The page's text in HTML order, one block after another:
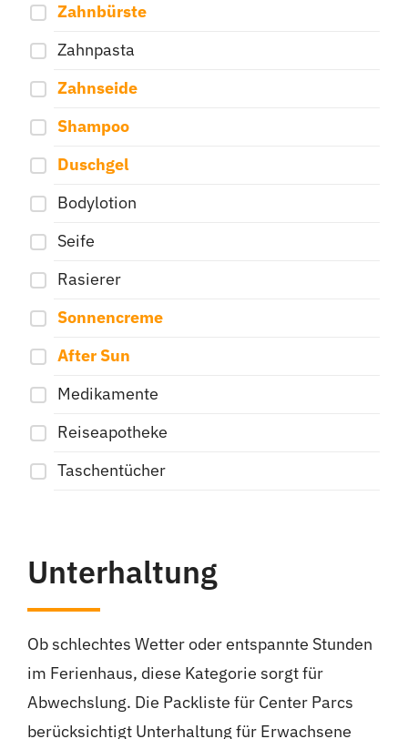
Zahnbürste
Zahnpasta
Zahnseide
Shampoo
Duschgel
Bodylotion
Seife
Rasierer
Sonnencreme
After Sun
Medikamente
Reiseapotheke
Taschentücher
Unterhaltung
Ob schlechtes Wetter oder entspannte Stunden
im Ferienhaus, diese Kategorie sorgt für
Abwechslung. Die Packliste für Center Parcs
berücksichtigt Unterhaltung für Erwachsene